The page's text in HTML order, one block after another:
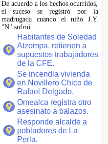
De acuerdo a los hechos ocurridos,
el suceso se registró por la
madrugada cuando el niño J.Y.
"N" sufrió
Habitantes de Soledad
Atzompa, retienen a
supuestos trabajadores
de la CFE.
Se incendia vivienda
en Novillero Chico de
Rafael Delgado.
Omealca registra otro
asesinato a balazos.
Responde alcalde a
pobladores de La
Perla.